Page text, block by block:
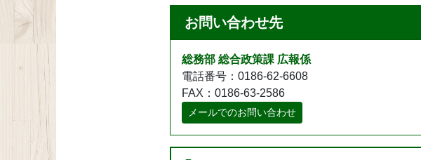
お問い合わせ先
総務部 総合政策課 広報係
電話番号：0186-62-6608
FAX：0186-63-2586
メールでのお問い合わせ